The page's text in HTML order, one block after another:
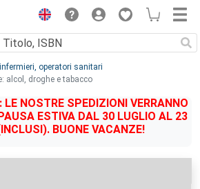
operatori sanitari
alcol, droghe e tabacco
NOSTRE SPEDIZIONI VERRANNO
ESTIVA DAL 30 LUGLIO AL 23
BUONE VACANZE!